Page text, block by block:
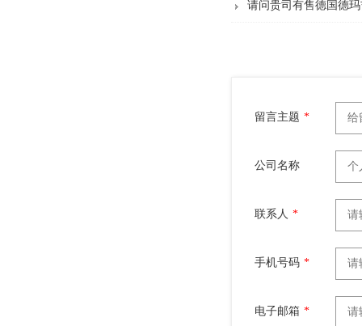
请问贵司有售德国德
留言主题 *
公司名称
联系人 *
手机号码 *
电子邮箱 *